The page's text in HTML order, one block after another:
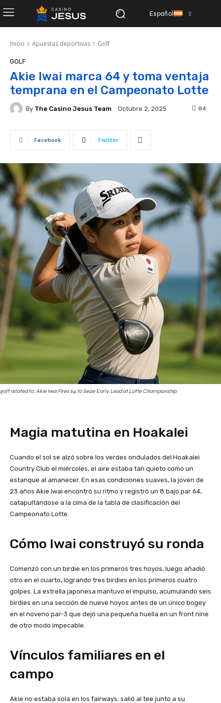
Español
Inicio Apuestas deportivas Golf
GOLF
Akie Iwai marca 64 y toma ventaja
temprana en el Campeonato Lotte
By The Casino Jesus Team Octubre 2, 2025 84
Facebook Twitter
golf related to: Akie Iwai Fires 64 to Seize Early Lead at Lotte Championship
Magia matutina en Hoakalei
Cuando el sol se alzó sobre los verdes ondulados del Hoakalei
Country Club el miércoles, el aire estaba tan quieto como un
estanque al amanecer. En esas condiciones suaves, la joven de
23 años Akie Iwai encontró su ritmo y registró un 8 bajo par 64,
catapultándose a la cima de la tabla de clasificación del
Campeonato Lotte.
Cómo Iwai construyó su ronda
Comenzó con un birdie en los primeros tres hoyos, luego añadió
otro en el cuarto, logrando tres birdies en los primeros cuatro
golpes. La estrella japonesa mantuvo el impulso, acumulando seis
birdies en una sección de nueve hoyos antes de un único bogey
en el noveno par-3 que dejó una pequeña huella en un front nine
de otro modo impecable.
Vínculos familiares en el
campo
Akie no estaba sola en los fairways; salió al tee junto a su